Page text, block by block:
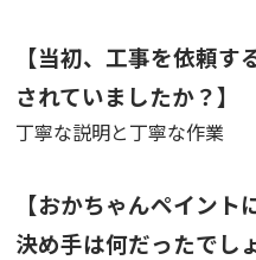
【当初、工事を依頼
されていましたか？】
丁寧な説明と丁寧な作業
【おかちゃんペイン
決め手は何だったでし